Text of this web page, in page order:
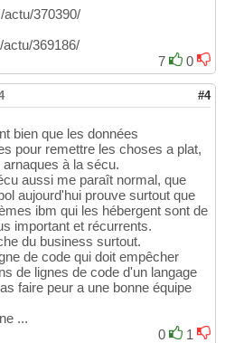
actu/370390/
369186/
7
0
#4
bien que les données
pour remettre les choses a plat,
à la sécu.
aussi me paraît normal, que
aujourd'hui prouve surtout que
ibm qui les hébergent sont de
important et récurrents.
du business surtout.
de code qui doit empêcher
de lignes de code d'un langage
faire peur a une bonne équipe
...
0
1